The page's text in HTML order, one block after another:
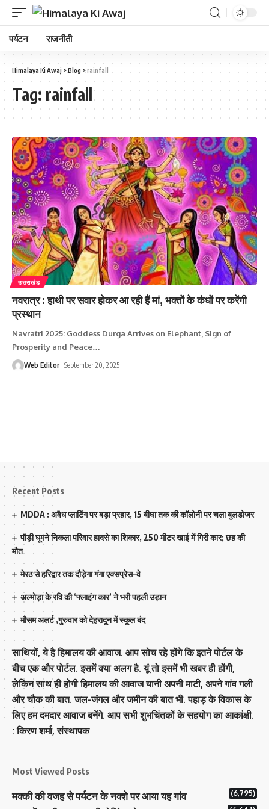
पर्यटन राजनीती
Himalaya Ki Awaj >Blog >rainfall
Tag: rainfall
उत्तराखंड
नवरात्र : हाथी पर सवार होकर आ रही हैं मां, भक्तों के कंधों पर करेंगी
प्रस्थान
Navratri 2025: Goddess Durga Arrives on Elephant, Sign of
Prosperity and Peace…
Web Editor September 20, 2025
Recent Posts
MDDA : अवैध प्लाटिंग पर बड़ा प्रहार, 15 बीघा तक की कॉलोनी पर चला बुलडोजर
पौड़ी घूमने निकला परिवार हादसे का शिकार, 250 मीटर खाई में गिरी कार; छह की
मौत
मेरठ से हरिद्वार तक दौड़ेगा गंगा एक्सप्रेस-वे
अल्मोड़ा के रवि की ‘फ्लाइंग कार’ ने भरी पहली उड़ान
मौसम अलर्ट ,गुरुवार को देहरादून में स्कूल बंद
साथियों, ये है हिमालय की आवाज. आप सोच रहे होंगे कि इतने पोर्टल के
बीच एक और पोर्टल. इसमें क्या अलग है. यूं तो इसमें भी खबर ही होंगी,
लेकिन साथ ही होगी हिमालय की आवाज यानी अपनी माटी, अपने गांव गली
और चौक की बात. जल-जंगल और जमीन की बात भी. पहाड़ के विकास के
लिए हम दमदार आवाज बनेंगे. आप सभी शुभचिंतकों के सहयोग का आकांक्षी.
: किरण शर्मा, संस्‍थापक
Most Viewed Posts
मक्‍की की वजह से पर्यटन के नक्‍शे पर आया यह गांव (6,795)